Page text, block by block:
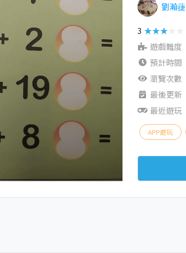
劉瀚蓵
3 ★★★★★
遊戲難度
預計時間
瀏覽次數
最後更新
最近遊玩
APP遊玩